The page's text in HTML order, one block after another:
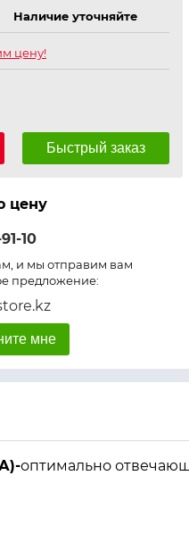
Наличие уточняйте
цену!
Быстрый заказ
цену
10
и мы отправим вам
предложение:
мне
оптимально